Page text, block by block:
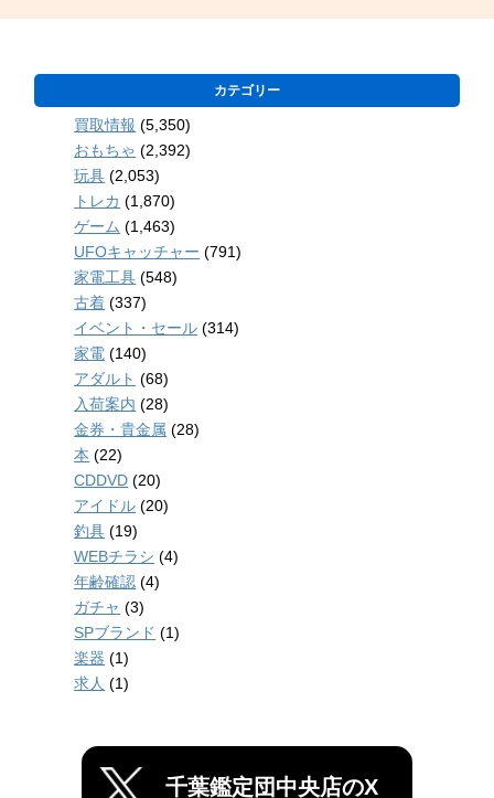
カテゴリー
買取情報 (5,350)
おもちゃ (2,392)
玩具 (2,053)
トレカ (1,870)
ゲーム (1,463)
UFOキャッチャー (791)
家電工具 (548)
古着 (337)
イベント・セール (314)
家電 (140)
アダルト (68)
入荷案内 (28)
金券・貴金属 (28)
本 (22)
CDDVD (20)
アイドル (20)
釣具 (19)
WEBチラシ (4)
年齢確認 (4)
ガチャ (3)
SPブランド (1)
楽器 (1)
求人 (1)
千葉鑑定団中央店のX